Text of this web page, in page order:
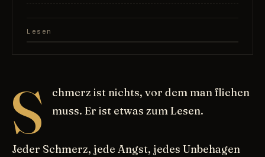
Lesen
S
chmerz ist nichts, vor dem man fliehen
muss. Er ist etwas zum Lesen.
Jeder Schmerz, jede Angst, jedes Unbehagen